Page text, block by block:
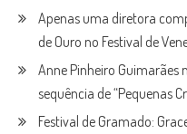
Apenas uma diretora
de Ouro no Festival de
Anne Pinheiro Guimarães
sequência de “Pequenas
Festival de Gramado: